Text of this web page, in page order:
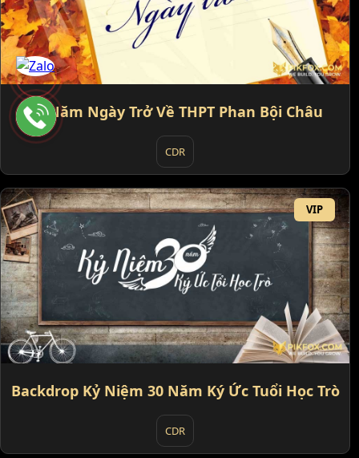
20 Năm Ngày Trở Về THPT Phan Bội Châu
CDR
VIP
Backdrop Kỷ Niệm 30 Năm Ký Ức Tuổi Học Trò
CDR